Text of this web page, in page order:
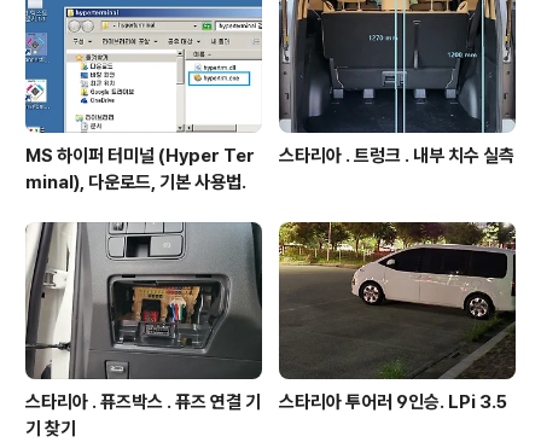
식 - PCB 파일 *.PcbDoc , - 회로 파일 *SchDoc ..
MS 하이퍼 터미널 (Hyper Ter
minal), 다운로드, 기본 사용법.
스타리아 . 트렁크 . 내부 치수 실측
스타리아 . 퓨즈박스 . 퓨즈 연결 기
기 찾기
스타리아 투어러 9인승. LPi 3.5